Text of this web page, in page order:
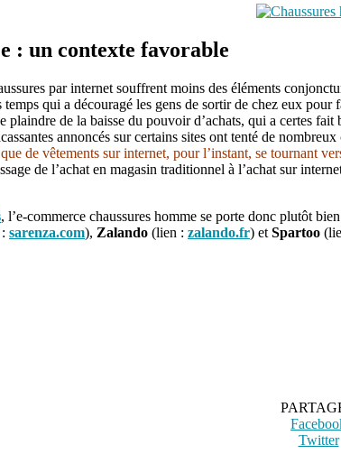
: un contexte favorable
par internet souffrent moins des éléments
qui a découragé les gens de sortir de chez eux pour
plaindre de la baisse du pouvoir d’achats, qui a certes
annoncés sur certains sites ont tenté de
de vêtements sur internet, pour l’instant, se tournant
de l’achat en magasin traditionnel à l’achat sur
, l’e-commerce chaussures homme se porte donc plutôt
sarenza.com), Zalando (lien : zalando.fr) et Spartoo
Twitter